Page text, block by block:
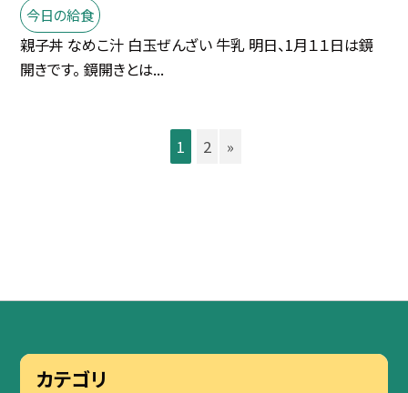
今日の給食
親子丼 なめこ汁 白玉ぜんざい 牛乳 明日、1月１１日は鏡
開きです。 鏡開きとは...
1 2 »
カテゴリ